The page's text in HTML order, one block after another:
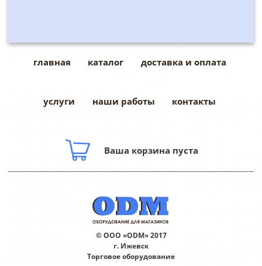
главная каталог доставка и оплата
услуги наши работы контакты
Ваша корзина пуста
© ООО «ODM» 2017
г. Ижевск
Торговое оборудование